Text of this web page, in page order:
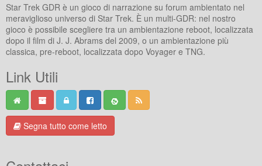
Star Trek GDR è un gioco di narrazione su forum ambientato nel
meraviglioso universo di Star Trek. È un multi-GDR: nel nostro
gioco è possibile scegliere tra un ambientazione reboot, localizzata
dopo il film di J. J. Abrams del 2009, o un ambientazione più
classica, pre-reboot, localizzata dopo Voyager e TNG.
Link Utili
Segna tutto come letto